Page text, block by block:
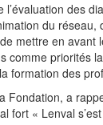
l’évaluation des
du réseau,
mettre en avant
comme priorités
formation des
Fondation, a
fort « Lenval